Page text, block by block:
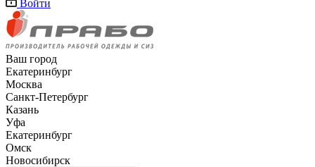
Войти
Ваш город
Екатеринбург
Москва
Санкт-Петербург
Казань
Уфа
Екатеринбург
Омск
Новосибирск